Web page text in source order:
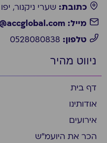
כתובת: שערי ניקנור, יפו
מייל: l.alkolombra@accglobal.com
טלפון:
ניווט מהיר
דף בית
אודותינו
אירועים
הכר את היועמ״ש